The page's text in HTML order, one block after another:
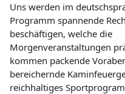
Uns werden im
Programm spannende
beschäftigen, welche die
Morgenveranstaltungen
kommen packende
bereichernde
reichhaltiges